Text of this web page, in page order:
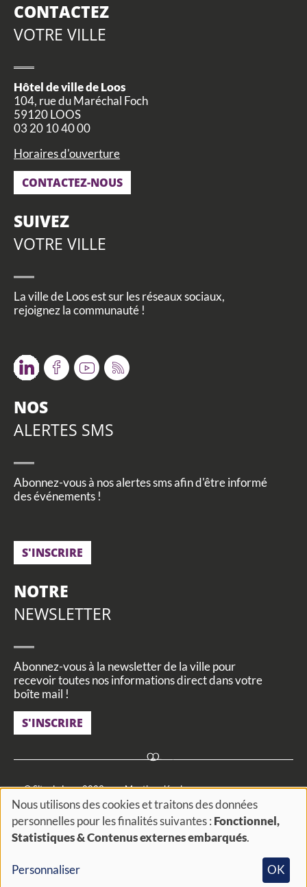
CONTACTEZ
VOTRE VILLE
Hôtel de ville de Loos
104, rue du Maréchal Foch
59120 LOOS
03 20 10 40 00
Horaires d'ouverture
CONTACTEZ-NOUS
SUIVEZ
VOTRE VILLE
La ville de Loos est sur les réseaux sociaux,
rejoignez la communauté !
TwitterFacebookYoutube
RSS
NOS
ALERTES SMS
Abonnez-vous à nos alertes sms afin d'être informé
des événements !
S'INSCRIRE
NOTRE
NEWSLETTER
Abonnez-vous à la newsletter de la ville pour
recevoir toutes nos informations direct dans votre
boîte mail !
S'INSCRIRE
Footer
menu
© Site de Loos 2023 Mentions légales
Utilisation des données personnelles Cookies et traceurs
FAQ Actualités Agenda Actes administratifs
Accessibilité
Utilisation
des
Nous utilisons des cookies et traitons des données
personnelles pour les finalités suivantes : Fonctionnel,
Statistiques & Contenus externes embarqués.
Personnaliser OK